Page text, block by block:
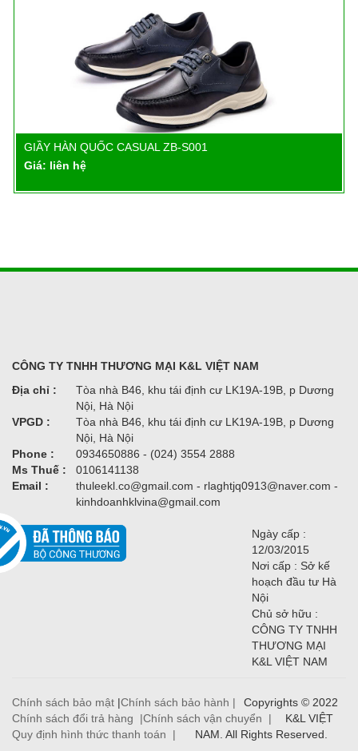
Chi tiết
GIẦY HÀN QUỐC CASUAL ZB-S001
Giá: liên hệ
CÔNG TY TNHH THƯƠNG MẠI K&L VIỆT NAM
Địa chỉ :
Tòa nhà B46, khu tái định cư LK19A-19B, p Dương
Nội, Hà Nội
VPGD :
Tòa nhà B46, khu tái định cư LK19A-19B, p Dương
Nội, Hà Nội
Phone :
0934650886 - (024) 3554 2888
Ms Thuế :
0106141138
Email :
thuleekl.co@gmail.com - rlaghtjq0913@naver.com -
kinhdoanhklvina@gmail.com
Ngày cấp :
12/03/2015
Nơi cấp : Sở kế
hoạch đầu tư Hà
Nội
Chủ sở hữu :
CÔNG TY TNHH
THƯƠNG MẠI
K&L VIỆT NAM
Chính sách bảo mật |Chính sách bảo hành |
Chính sách đổi trả hàng |Chính sách vận chuyển |
Quy định hình thức thanh toán |
Copyrights © 2022
K&L VIỆT
NAM. All Rights Reserved.